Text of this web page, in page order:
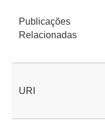
Publicações
Relacionadas
URI